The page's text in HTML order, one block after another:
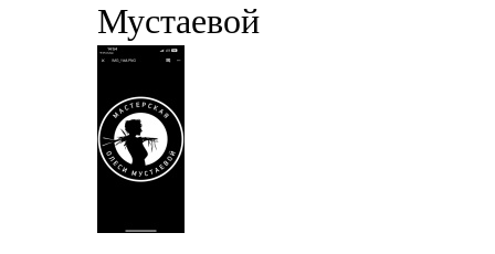
Мустаевой